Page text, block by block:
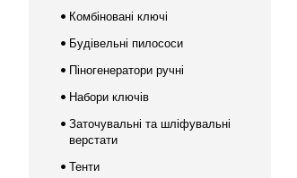
Комбіновані ключі
Будівельні пилососи
Піногенератори ручні
Набори ключів
Заточувальні та шліфувальні
верстати
Тенти